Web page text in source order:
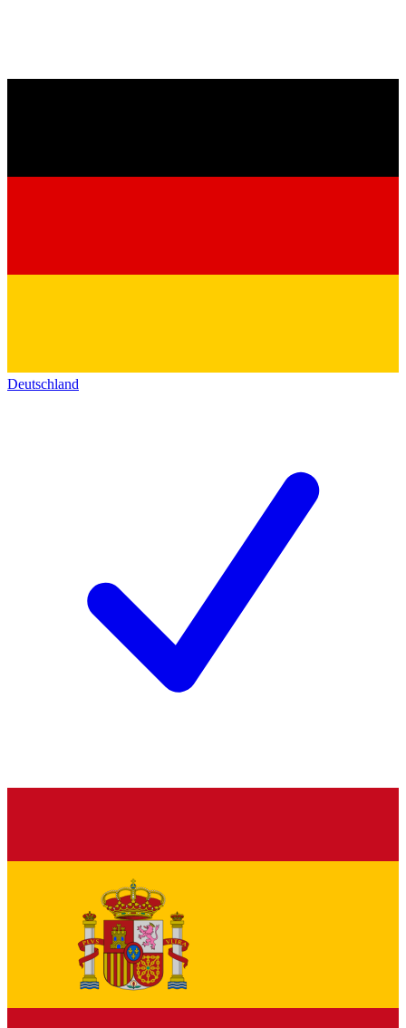
Deutschland